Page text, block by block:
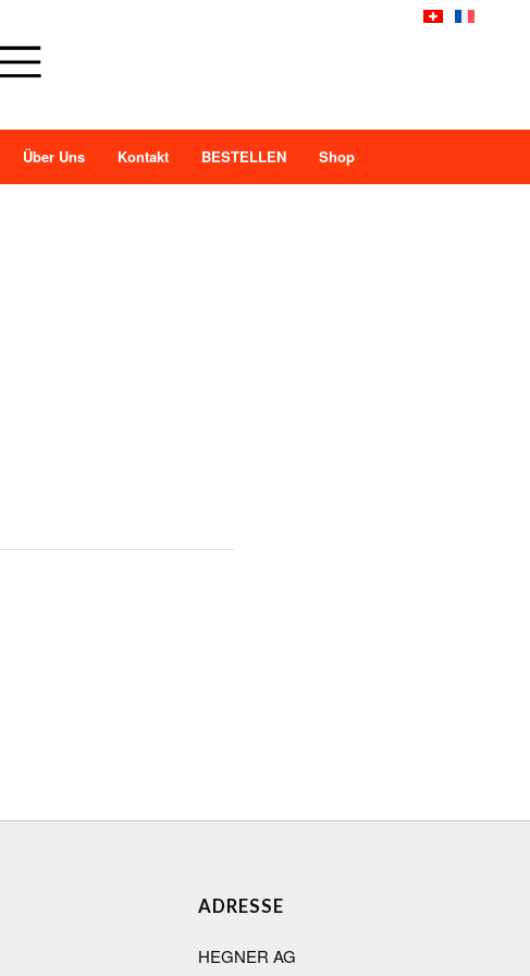
Über Uns Kontakt BESTELLEN Shop
ADRESSE
HEGNER AG